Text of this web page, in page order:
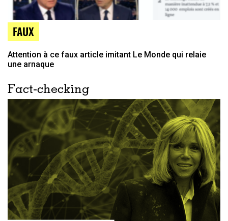
FAUX
Attention à ce faux article imitant Le Monde qui relaie
une arnaque
Fact-checking